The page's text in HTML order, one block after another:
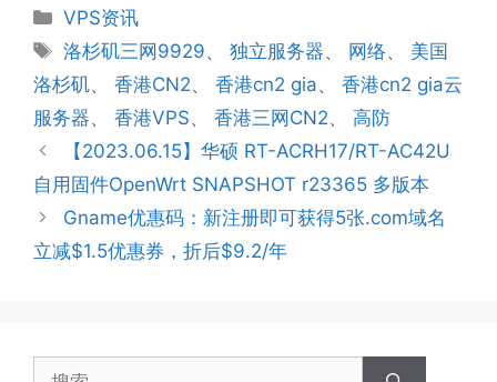
分
类
VPS资讯
标
签
洛杉矶三网9929、独立服务器、 网络、 美国
洛杉矶、 香港CN2、 香港cn2 gia、 香港cn2 gia云
服务器、 香港VPS、 香港三网CN2、 高防
【2023.06.15】华硕 RT-ACRH17/RT-AC42U
自用固件OpenWrt SNAPSHOT r23365 多版本
Gname优惠码：新注册即可获得5张.com域名
立减$1.5优惠券，折后$9.2/年